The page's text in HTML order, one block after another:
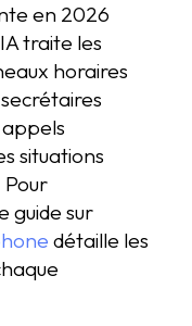
en 2026
traite les
horaires
situations
guide sur
détaille les